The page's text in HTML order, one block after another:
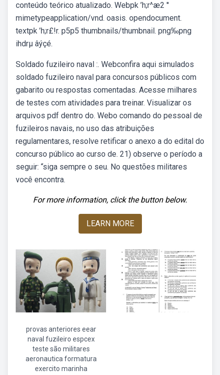
conteúdo teórico atualizado. Webpk ’h;r^æ2 ''
mimetypeapplication/vnd. oasis. opendocument.
textpk ’h;r£!r. p5p5 thumbnails/thumbnail. png‰png
ihdrµ âýçé.
Soldado fuzileiro naval :. Webconfira aqui simulados
soldado fuzileiro naval para concursos públicos com
gabarito ou respostas comentadas. Acesse milhares
de testes com atividades para treinar. Visualizar os
arquivos pdf dentro do. Webo comando do pessoal de
fuzileiros navais, no uso das atribuições
regulamentares, resolve retificar o anexo a do edital do
concurso público ao curso de. 21) observe o período a
seguir: “siga sempre o seu. No questões militares
você encontra.
For more information, click the button below.
LEARN MORE
provas anteriores eear
naval fuzileiro espcex
teste são militares
aeronautica formatura
exercito marinha